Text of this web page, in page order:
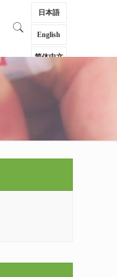
日本語
English
简体中文